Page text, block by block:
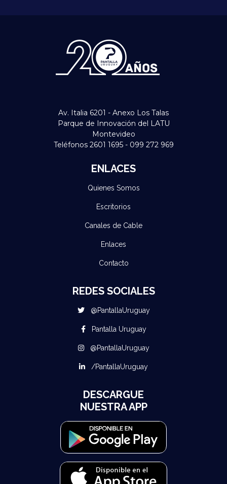
Av. Italia 6201 - Anexo Los Talas
Parque de Innovación del LATU
Montevideo
Teléfonos 2601 1695 - 099 272 969
ENLACES
Quienes Somos
Escritorios
Canales de Cable
Enlaces
Contacto
REDES SOCIALES
@PantallaUruguay
Pantalla Uruguay
@PantallaUruguay
/PantallaUruguay
DESCARGUE
NUESTRA APP